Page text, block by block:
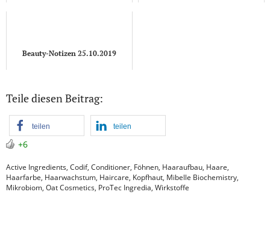
Beauty-Notizen 25.10.2019
Teile diesen Beitrag:
teilen teilen
+6
Active Ingredients, Codif, Conditioner, Föhnen, Haaraufbau, Haare,
Haarfarbe, Haarwachstum, Haircare, Kopfhaut, Mibelle Biochemistry,
Mikrobiom, Oat Cosmetics, ProTec Ingredia, Wirkstoffe